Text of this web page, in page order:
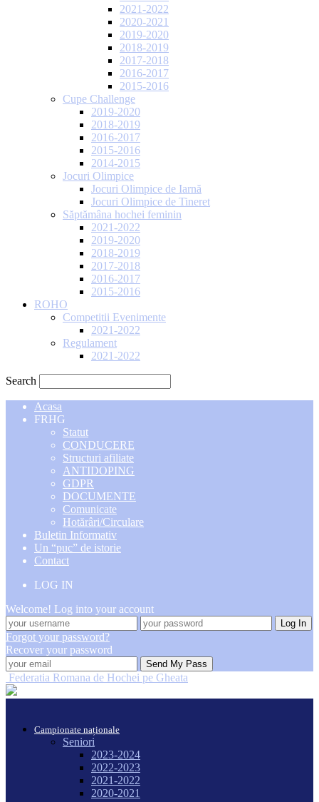
2021-2022
2020-2021
2019-2020
2018-2019
2017-2018
2016-2017
2015-2016
Cupe Challenge
2019-2020
2018-2019
2016-2017
2015-2016
2014-2015
Jocuri Olimpice
Jocuri Olimpice de Iarnă
Jocuri Olimpice de Tineret
Săptămâna hochei feminin
2021-2022
2019-2020
2018-2019
2017-2018
2016-2017
2015-2016
ROHO
Competitii Evenimente
2021-2022
Regulament
2021-2022
Search
Acasa
FRHG
Statut
CONDUCERE
Structuri afiliate
ANTIDOPING
GDPR
DOCUMENTE
Comunicate
Hotărâri/Circulare
Buletin Informativ
Un “puc” de istorie
Contact
LOG IN
Welcome! Log into your account
Forgot your password?
Recover your password
Federatia Romana de Hochei pe Gheata
Campionate naționale
Seniori
2023-2024
2022-2023
2021-2022
2020-2021